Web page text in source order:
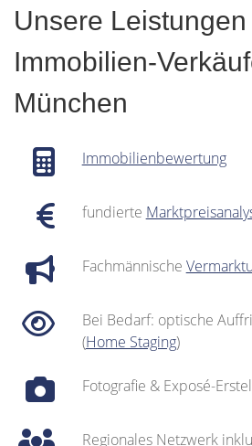
Unsere
Immobilien-
München
Immobilienbewertung
fundierte
Fachmännische
Bei Bedarf: optische
(Home Staging)
Fotografie & Exposé-
Regionales Netzwerk